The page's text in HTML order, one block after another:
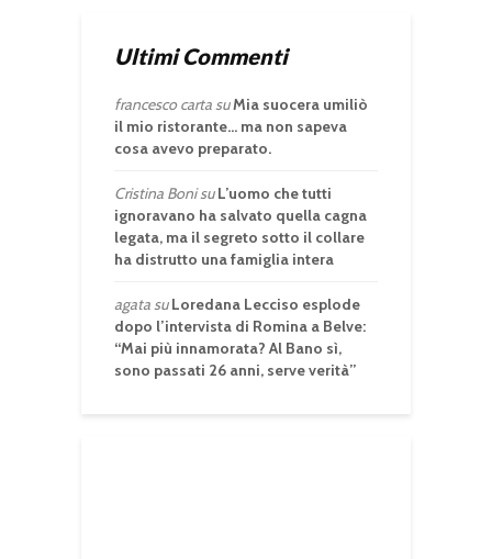
Ultimi Commenti
francesco carta suMia suocera umiliò
il mio ristorante… ma non sapeva
cosa avevo preparato.
Cristina BonisuL’uomo che tutti
ignoravano ha salvato quella cagna
legata, ma il segreto sotto il collare
ha distrutto una famiglia intera
agata suLoredana Lecciso esplode
dopo l’intervista di Romina a Belve:
“Mai più innamorata? Al Bano sì,
sono passati 26 anni, serve verità”